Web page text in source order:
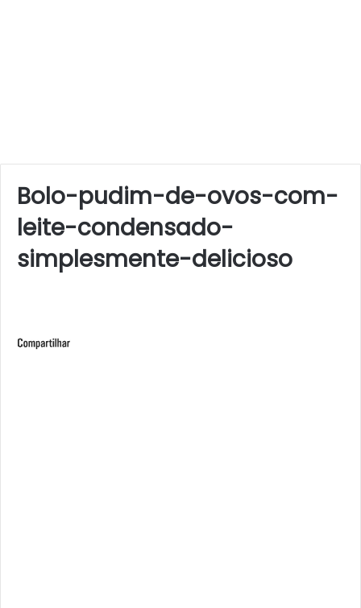
Bolo-pudim-de-ovos-com-
leite-condensado-
simplesmente-delicioso